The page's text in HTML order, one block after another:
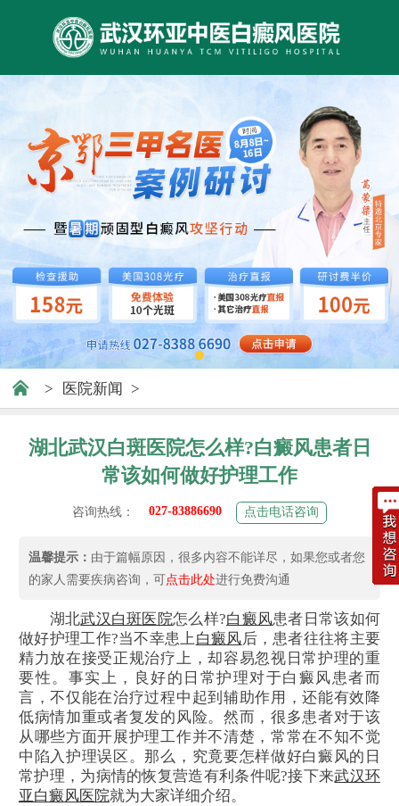
> 医院新闻 >
湖北武汉白斑医院怎么样?白癜风患者日
常该如何做好护理工作
咨询热线： 027-83886690 点击电话咨询
温馨提示： 由于篇幅原因，很多内容不能详尽，如果您或者您
的家人需要疾病咨询，可点击此处进行免费沟通
湖北武汉白斑医院怎么样?白癜风患者日常该如何
做好护理工作?当不幸患上白癜风后，患者往往将主要
精力放在接受正规治疗上，却容易忽视日常护理的重
要性。事实上，良好的日常护理对于白癜风患者而
言，不仅能在治疗过程中起到辅助作用，还能有效降
低病情加重或者复发的风险。然而，很多患者对于该
从哪些方面开展护理工作并不清楚，常常在不知不觉
中陷入护理误区。那么，究竟要怎样做好白癜风的日
常护理，为病情的恢复营造有利条件呢?接下来武汉环
亚白癜风医院就为大家详细介绍。